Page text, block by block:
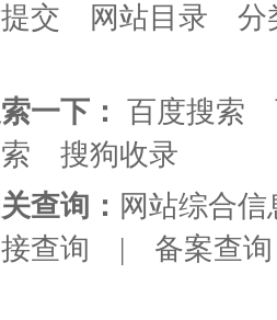
交
网站目录
分
一下： 百度搜索
搜狗收录
查询： 网站综合信
查询 | 备案查询